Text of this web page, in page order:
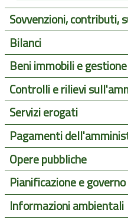
Sovvenzioni, contributi,
Bilanci
Beni immobili e
Controlli e rilievi
Servizi erogati
Pagamenti
Opere pubbliche
Pianificazione e
Informazioni ambientali